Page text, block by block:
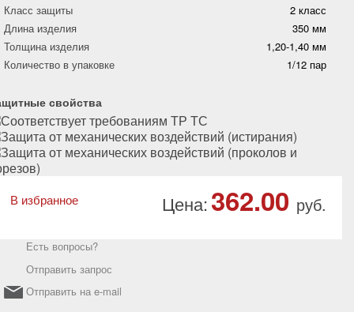
Класс защиты
2 класс
Длина изделия
350 мм
Толщина изделия
1,20-1,40 мм
Количество в упаковке
1/12 пар
свойства
Цена:362.00 руб.
В избранное
Есть вопросы?
Отправить запрос
Отправить на e-mail